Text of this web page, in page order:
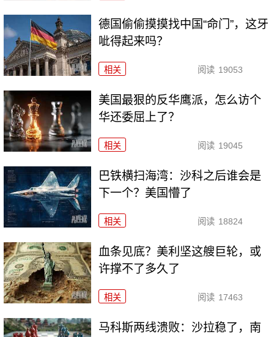
德国偷偷摸摸找中国“命门”，这牙
呲得起来吗？
相关 阅读 19053
美国最狠的反华鹰派，怎么访个
华还委屈上了？
相关 阅读 19045
巴铁横扫海湾：沙科之后谁会是
下一个？美国懵了
相关 阅读 18824
血条见底？美利坚这艘巨轮，或
许撑不了多久了
相关 阅读 17463
马科斯两线溃败：沙拉稳了，南